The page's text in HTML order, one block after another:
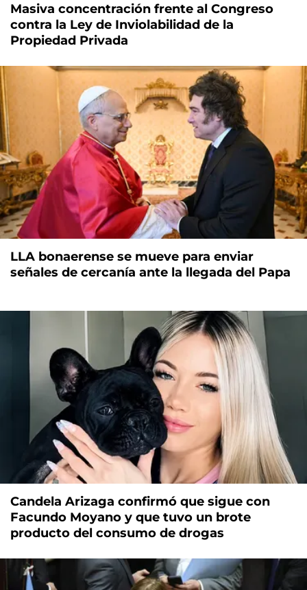
Masiva concentración frente al Congreso
contra la Ley de Inviolabilidad de la
Propiedad Privada
LLA bonaerense se mueve para enviar
señales de cercanía ante la llegada del Papa
Candela Arizaga confirmó que sigue con
Facundo Moyano y que tuvo un brote
producto del consumo de drogas